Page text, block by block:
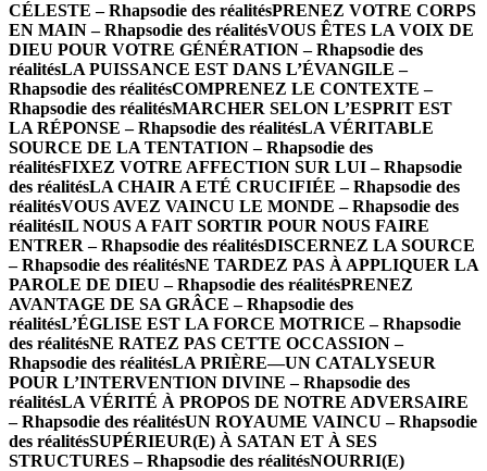
CÉLESTE – Rhapsodie des réalitésPRENEZ VOTRE CORPS
EN MAIN – Rhapsodie des réalitésVOUS ÊTES LA VOIX DE
DIEU POUR VOTRE GÉNÉRATION – Rhapsodie des
réalitésLA PUISSANCE EST DANS L’ÉVANGILE –
Rhapsodie des réalitésCOMPRENEZ LE CONTEXTE –
Rhapsodie des réalitésMARCHER SELON L’ESPRIT EST
LA RÉPONSE – Rhapsodie des réalitésLA VÉRITABLE
SOURCE DE LA TENTATION – Rhapsodie des
réalitésFIXEZ VOTRE AFFECTION SUR LUI – Rhapsodie
des réalitésLA CHAIR A ETÉ CRUCIFIÉE – Rhapsodie des
réalitésVOUS AVEZ VAINCU LE MONDE – Rhapsodie des
réalitésIL NOUS A FAIT SORTIR POUR NOUS FAIRE
ENTRER – Rhapsodie des réalitésDISCERNEZ LA SOURCE
– Rhapsodie des réalitésNE TARDEZ PAS À APPLIQUER LA
PAROLE DE DIEU – Rhapsodie des réalitésPRENEZ
AVANTAGE DE SA GRÂCE – Rhapsodie des
réalitésL’ÉGLISE EST LA FORCE MOTRICE – Rhapsodie
des réalitésNE RATEZ PAS CETTE OCCASSION –
Rhapsodie des réalitésLA PRIÈRE—UN CATALYSEUR
POUR L’INTERVENTION DIVINE – Rhapsodie des
réalitésLA VÉRITÉ À PROPOS DE NOTRE ADVERSAIRE
– Rhapsodie des réalitésUN ROYAUME VAINCU – Rhapsodie
des réalitésSUPÉRIEUR(E) À SATAN ET À SES
STRUCTURES – Rhapsodie des réalitésNOURRI(E)